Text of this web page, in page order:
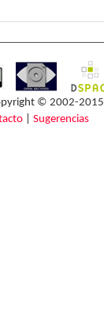
© 2002-2015
| Sugerencias